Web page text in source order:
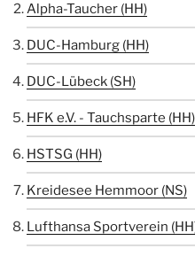
Alpha-Taucher (HH)
DUC-Hamburg (HH)
DUC-Lübeck (SH)
HFK e.V. - Tauchsparte (HH)
HSTSG (HH)
Kreidesee Hemmoor (NS)
Lufthansa Sportverein